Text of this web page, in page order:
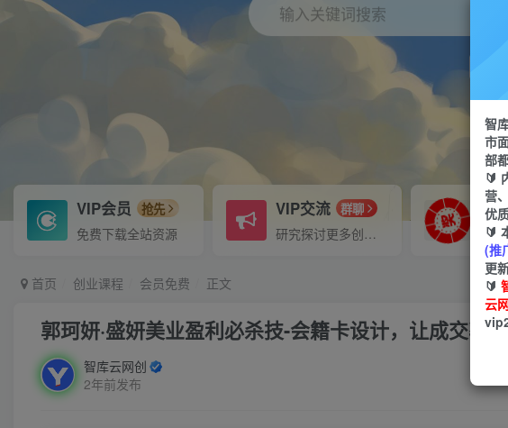
输入关键词搜索
VIP会员 抢先
免费下载全站资源
VIP交流 群聊
研究探讨更多创业项目路子。 会
首页 创业课程 会员免费 正文
郭珂妍·盛妍美业盈利必杀技-会籍卡设计，让成交率大
智库云网创
2年前发布
智
市
部
🔰
营
优
🔰
(推
更
🔰
云